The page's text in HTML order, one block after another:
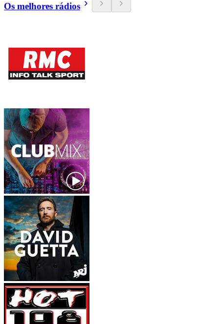
Os melhores rádios